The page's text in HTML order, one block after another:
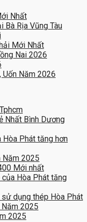
Nhất
Bà Rịa Vũng Tàu
Mới Nhất
Nai 2026
Uốn Năm 2026
Nhất Bình Dương
Phát tăng hơn
Năm 2025
Mới nhất
Hòa Phát tăng
dụng thép Hòa Phát
Năm 2025
2025